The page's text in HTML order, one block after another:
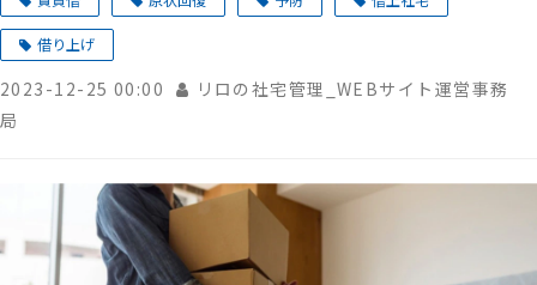
借り上げ
2023-12-25 00:00
リロの社宅管理_WEBサイト運営事務
局